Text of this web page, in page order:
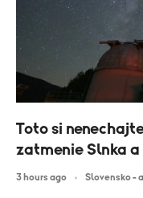
Toto si
zatmenie Slnka
3 hours ago Slovensko -